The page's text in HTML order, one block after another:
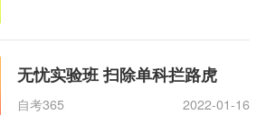
无忧实验班 扫除单科拦路虎
自考365 2022-01-16